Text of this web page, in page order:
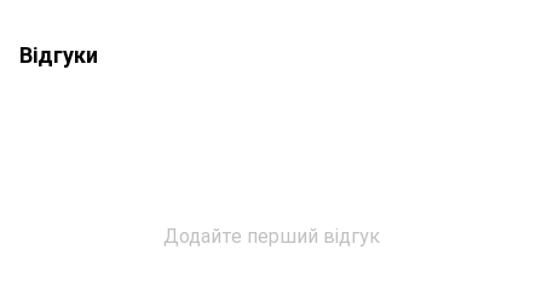
Відгуки
Додайте перший відгук